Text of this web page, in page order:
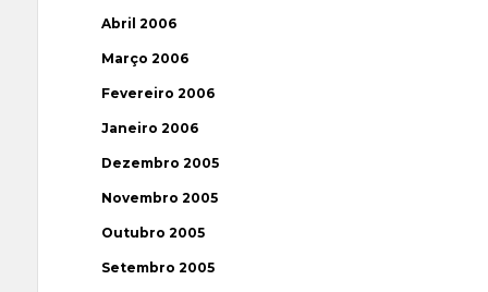
Abril 2006
Março 2006
Fevereiro 2006
Janeiro 2006
Dezembro 2005
Novembro 2005
Outubro 2005
Setembro 2005